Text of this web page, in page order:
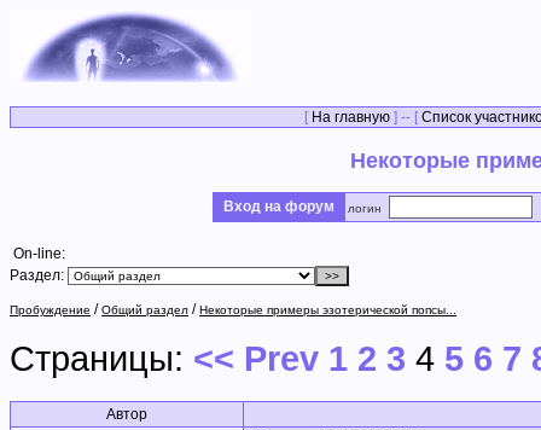
[ На главную] -- [ Список
Некоторые
Вход на форум логин
On-line:
Раздел:
Пробуждение /Общий раздел /Некоторые примеры эзотерической попсы...
Страницы: << Prev 1 2 3 4 5 6 7
Автор